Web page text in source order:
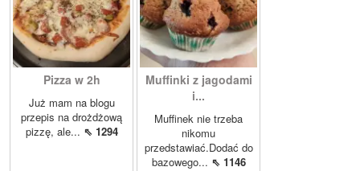
Pizza w 2h
Już mam na blogu
przepis na drożdżową
pizzę, ale... ⇖ 1294
Muffinki z jagodami
i...
Muffinek nie trzeba
nikomu
przedstawiać.Dodać do
bazowego... ⇖ 1146